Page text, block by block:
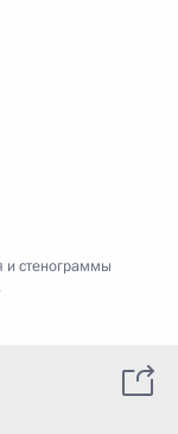
и стенограммы